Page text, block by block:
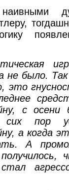
не было.
это
с
пор
а когда
А